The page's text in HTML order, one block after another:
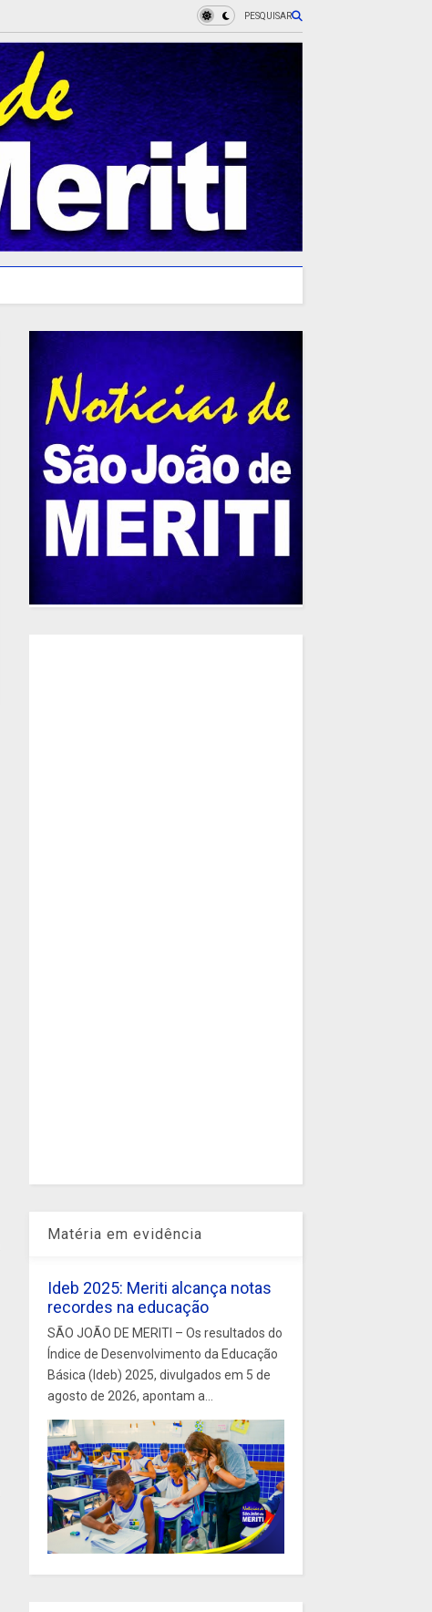
PESQUISAR
Matéria em evidência
Ideb 2025: Meriti alcança notas
recordes na educação
SÃO JOÃO DE MERITI – Os resultados do
Índice de Desenvolvimento da Educação
Básica (Ideb) 2025, divulgados em 5 de
agosto de 2026, apontam a...